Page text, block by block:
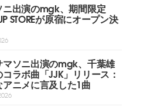
ニ出演のmgk、期間限定
STOREが原宿にオープン決
マソニ出演のmgk、千葉雄
ラボ曲「JJK」リリース：
ニメに言及した1曲